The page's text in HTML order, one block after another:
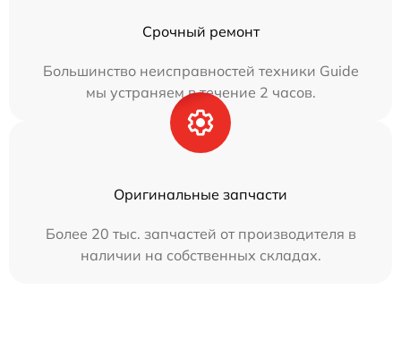
Срочный ремонт
Большинство неисправностей техники Guide
мы устраняем в течение 2 часов.
Оригинальные запчасти
Более 20 тыс. запчастей от производителя в
наличии на собственных складах.